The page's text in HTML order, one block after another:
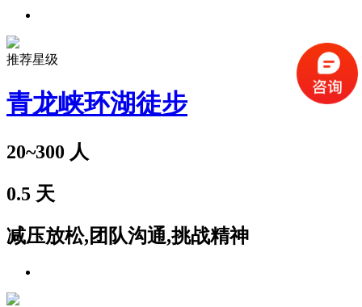
推荐星级
青龙峡环湖徒步
20~300 人
0.5 天
减压放松,团队沟通,挑战精神